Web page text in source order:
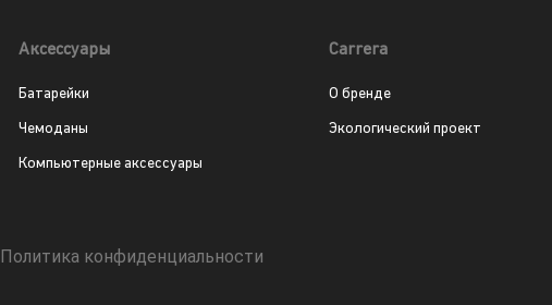
Аксессуары
Батарейки
Чемоданы
Компьютерные аксессуары
Carrera
О бренде
Экологический проект
Политика конфиденциальности